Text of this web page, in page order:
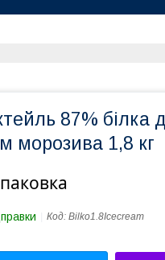
87% білка
морозива 1,8 кг
Код: Bilko1.8Icecream